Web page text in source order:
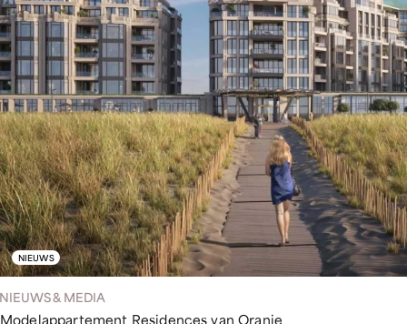
NIEUWS
NIEUWS & MEDIA
Modelappartement Residences van Oranje